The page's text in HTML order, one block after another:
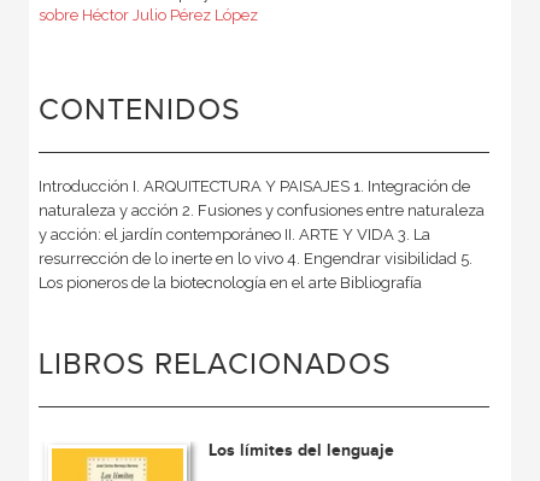
sobre Héctor Julio Pérez López
CONTENIDOS
Introducción I. ARQUITECTURA Y PAISAJES 1. Integración de
naturaleza y acción 2. Fusiones y confusiones entre naturaleza
y acción: el jardín contemporáneo II. ARTE Y VIDA 3. La
resurrección de lo inerte en lo vivo 4. Engendrar visibilidad 5.
Los pioneros de la biotecnología en el arte Bibliografía
LIBROS RELACIONADOS
Los límites del lenguaje